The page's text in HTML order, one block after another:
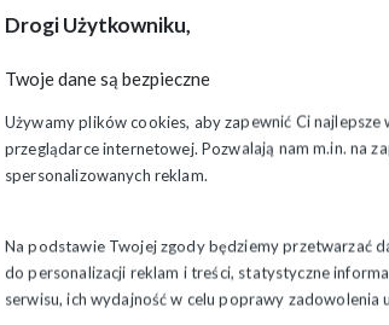
Drogi Użytkowniku,
Twoje dane są bezpieczne
Używamy plików cookies, aby zapewnić Ci
przeglądarce internetowej. Pozwalają nam m.in. na
spersonalizowanych reklam.
Na podstawie Twojej zgody będziemy przetwarzać
do personalizacji reklam i treści, statystyczne
serwisu, ich wydajność w celu poprawy zadowolenia
szkoleń Klubu
rocznicowe w
śmierci bł. ks.
NSZZ
inaugurująca